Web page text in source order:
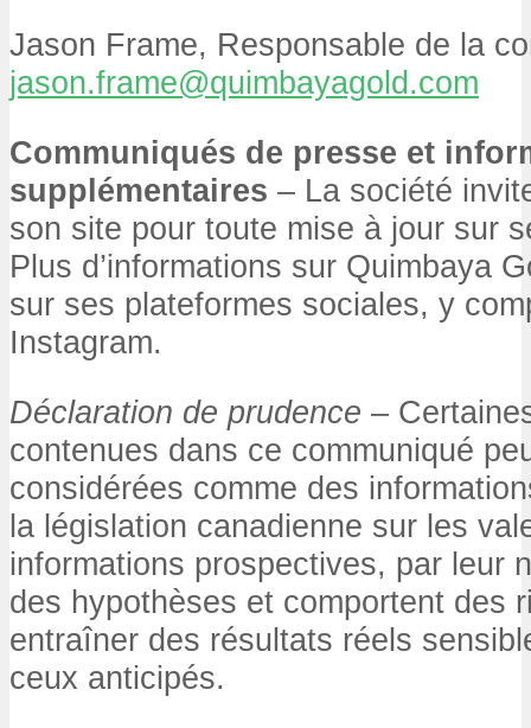
Jason Frame, Responsable de la
jason.frame@quimbayagold.com
Communiqués de presse et
supplémentaires – La société
son site pour toute mise à jour sur
Plus d’informations sur Quimbaya
sur ses plateformes sociales, y
Instagram.
Déclaration de prudence –
contenues dans ce communiqué
considérées comme des
la législation canadienne sur les
informations prospectives, par leur
des hypothèses et comportent des
entraîner des résultats réels
ceux anticipés.